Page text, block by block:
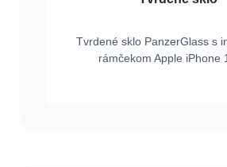
Tvrdené sklo PanzerGlass s
rámčekom Apple iPhone